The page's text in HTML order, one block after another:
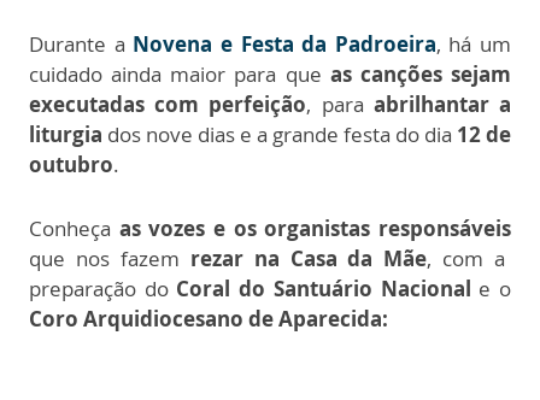
Durante a Novena e Festa da Padroeira, há um
cuidado ainda maior para que as canções sejam
executadas com perfeição, para abrilhantar a
liturgia dos nove dias e a grande festa do dia 12 de
outubro.
Conheça as vozes e os organistas responsáveis
que nos fazem rezar na Casa da Mãe, com a
preparação do Coral do Santuário Nacional e o
Coro Arquidiocesano de Aparecida: